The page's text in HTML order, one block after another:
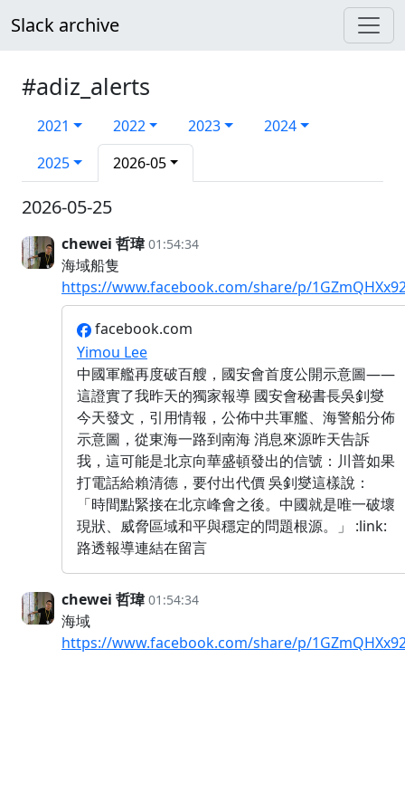
Slack archive
#adiz_alerts
2021 2022 2023
2024
2025
2026-05
2026-05-25
chewei 哲瑋 01:54:34
海域船隻
https://www.facebook.com/share/p/
facebook.com
Yimou Lee
中國軍艦再度破百艘，國安會首度公開示意圖——
這證實了我昨天的獨家報導 國安會秘書長吳釗燮
今天發文，引用情報，公佈中共軍艦、海警船分佈
示意圖，從東海一路到南海 消息來源昨天告訴
我，這可能是北京向華盛頓發出的信號：川普如果
打電話給賴清德，要付出代價 吳釗燮這樣說：
「時間點緊接在北京峰會之後。中國就是唯一破壞
現狀、威脅區域和平與穩定的問題根源。」 :link:
路透報導連結在留言
chewei 哲瑋 01:54:34
海域
https://www.facebook.com/share/p/